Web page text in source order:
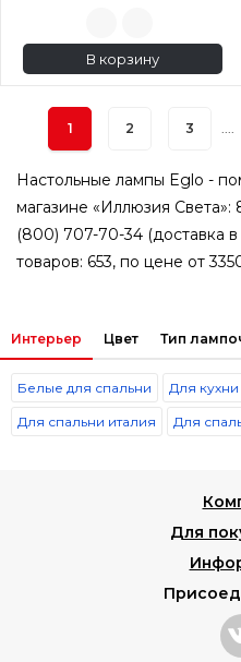
В корзину
1 2 3
Настольные лампы Eglo -
магазине «Иллюзия
(800) 707-70-34 (доставка в
товаров: 653, по цене от
Интерьер Цвет Тип
Белые для спальни Для кухни
Для спальни италия Для
Для